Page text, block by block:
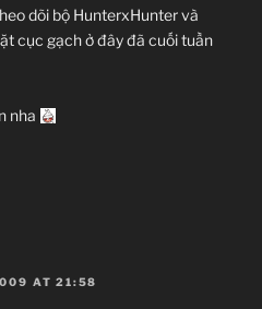
dõi bộ HunterxHunter và
cục gạch ở đây đã cuối tuần
nha
AT 21:58